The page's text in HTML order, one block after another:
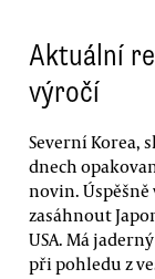
Aktuální
výročí
Severní Korea,
dnech
novin.
zasáhnout
USA. Má
při pohledu z